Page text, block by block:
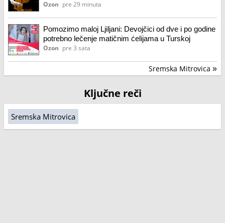
Ozon pre 29 minuta
Pomozimo maloj Ljiljani: Devojčici od dve i po godine
potrebno lečenje matičnim ćelijama u Turskoj
Ozon pre 3 sata
Sremska Mitrovica »
Ključne reči
Sremska Mitrovica